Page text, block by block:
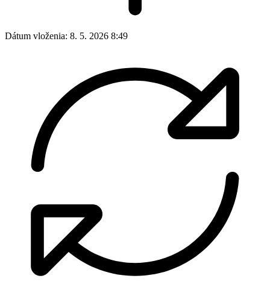
Dátum vloženia: 8. 5. 2026 8:49